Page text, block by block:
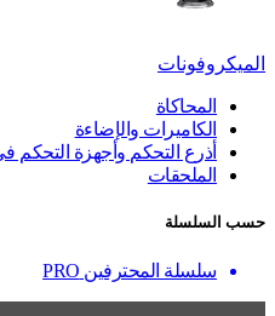
الميكروفونات
المحاكاة
الكاميرات والإضاءة
أذرع التحكم وأجهزة التحكم
الملحقات
حسب السلسلة
سلسلة المحترفين PRO